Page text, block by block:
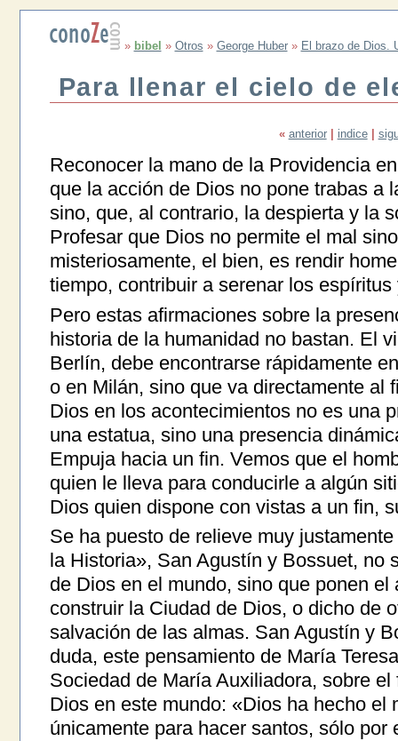
» bibel » Otros » George Huber» El brazo de Dios.
Para llenar el cielo de
« anterior indice
Reconocer la mano de la Providencia
que la acción de Dios no pone trabas a
sino, que, al contrario, la despierta y la
Profesar que Dios no permite el mal
misteriosamente, el bien, es rendir
tiempo, contribuir a serenar los
Pero estas afirmaciones sobre la
historia de la humanidad no bastan. El
Berlín, debe encontrarse rápidamente
o en Milán, sino que va directamente al
Dios en los acontecimientos no es una
una estatua, sino una presencia
Empuja hacia un fin. Vemos que el
quien le lleva para conducirle a algún
Dios quien dispone con vistas a un fin,
Se ha puesto de relieve muy
la Historia», San Agustín y Bossuet, no
de Dios en el mundo, sino que ponen
construir la Ciudad de Dios, o dicho de
salvación de las almas. San Agustín y
duda, este pensamiento de María
Sociedad de María Auxiliadora, sobre
Dios en este mundo: «Dios ha hecho el
únicamente para hacer santos, sólo por